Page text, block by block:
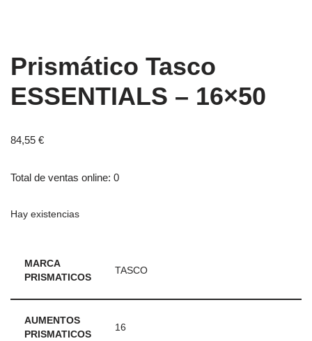
Prismático Tasco
ESSENTIALS – 16×50
84,55 €
Total de ventas online: 0
Hay existencias
MARCA
PRISMATICOS
TASCO
AUMENTOS
PRISMATICOS
16